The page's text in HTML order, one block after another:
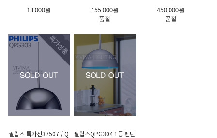
13,000원
155,000원
품절
450,000원
품절
필립스 특가전37507 / Q
필립스QPG304 1등 펜던